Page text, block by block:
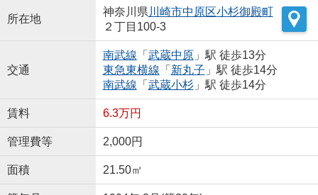
所在地
神奈川県 川崎市中原区小杉御殿町
２丁目100-3
交通
南武線 「 武蔵中原」駅 徒歩13分
東急東横線 「 新丸子 」駅 徒歩14分
南武線 「 武蔵小杉」駅 徒歩14分
賃料 6.3万円
管理費等 2,000円
面積 21.50㎡